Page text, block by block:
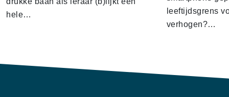
hele…
leeftijdsgrens
verhogen?…